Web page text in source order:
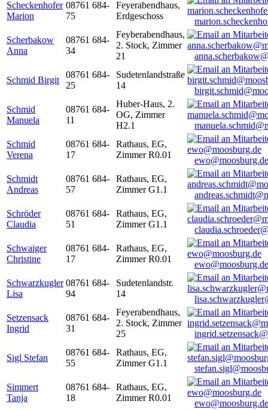
Scheckenhofer
Marion
08761 684-
75
Feyerabendhaus,
Erdgeschoss
Scherbakow
Anna
08761 684-
34
Feyberabendhaus,
2. Stock, Zimmer
21
Schmid Birgit
08761 684-
25
Sudetenlandstraße
14
Schmid
Manuela
08761 684-
11
Huber-Haus, 2.
OG, Zimmer
H2.1
Schmid
Verena
08761 684-
17
Rathaus, EG,
Zimmer R0.01
ewo@moosburg.de
Schmidt
Andreas
08761 684-
57
Rathaus, EG,
Zimmer G1.1
Schröder
Claudia
08761 684-
51
Rathaus, EG,
Zimmer G1.1
Schwaiger
Christine
08761 684-
17
Rathaus, EG,
Zimmer R0.01
ewo@moosburg.de
Schwarzkugler
Lisa
08761 684-
94
Sudetenlandstr.
14
Setzensack
Ingrid
08761 684-
31
Feyerabendhaus,
2. Stock, Zimmer
25
Sigl Stefan
08761 684-
55
Rathaus, EG,
Zimmer G1.1
Simmert
Tanja
08761 684-
18
Rathaus, EG,
Zimmer R0.01
ewo@moosburg.de